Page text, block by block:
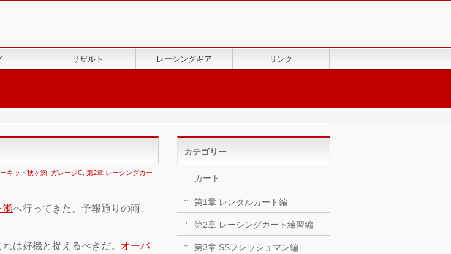
リザルト レーシングギア リンク
キット秋ヶ瀬 ガレージC 第2章 レーシングカー
瀬へ行ってきた。予報通りの雨、
は好機と捉えるべきだ。 オーバ
カテゴリー
カート
第1章 レンタルカート編
第2章 レーシングカート練習編
第3章 SSフレッシュマン編